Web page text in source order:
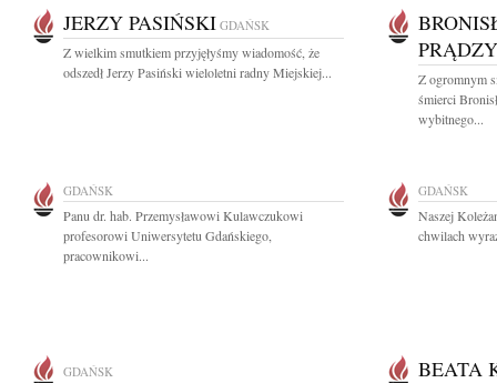
JERZY PASIŃSKI GDAŃSK
Z wielkim smutkiem przyjęłyśmy wiadomość, że
odszedł Jerzy Pasiński wieloletni radny Miejskiej...
Z ogromnym
śmierci
wybitnego...
GDAŃSK
Panu dr. hab. Przemysławowi Kulawczukowi
profesorowi Uniwersytetu Gdańskiego,
pracownikowi...
GDAŃSK
Naszej
chwilach
GDAŃSK BEATA